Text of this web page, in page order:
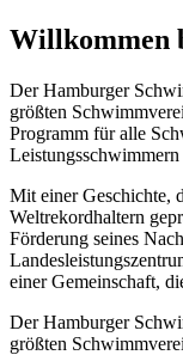
Willkommen
Der Hamburger
größten
Programm für alle
Mit einer Geschichte,
Weltrekordhaltern
Förderung seines
einer Gemeinschaft,
Der Hamburger
größten